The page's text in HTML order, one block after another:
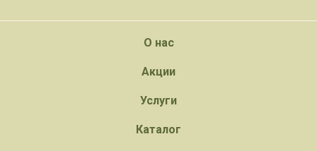
О нас
Акции
Услуги
Каталог